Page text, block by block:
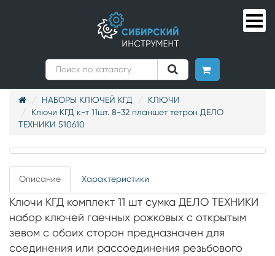
НАБОРЫ КЛЮЧЕЙ КГД
КЛЮЧИ
Ключи КГД к-т 11шт. 8-32 планшет тетрон ДЕЛО
ТЕХНИКИ 510610
Описание Характеристики
Ключи КГД комплект 11 шт сумка ДЕЛО ТЕХНИКИ
набор ключей гаечных рожковых с открытым
зевом с обоих сторон предназначен для
соединения или рассоединения резьбового